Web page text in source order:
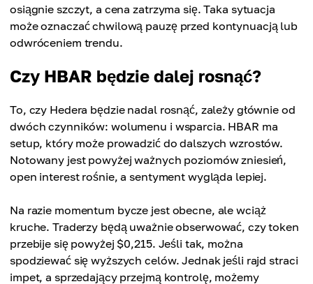
osiągnie szczyt, a cena zatrzyma się. Taka sytuacja
może oznaczać chwilową pauzę przed kontynuacją lub
odwróceniem trendu.
Czy HBAR będzie dalej rosnąć?
To, czy Hedera będzie nadal rosnąć, zależy głównie od
dwóch czynników: wolumenu i wsparcia. HBAR ma
setup, który może prowadzić do dalszych wzrostów.
Notowany jest powyżej ważnych poziomów zniesień,
open interest rośnie, a sentyment wygląda lepiej.
Na razie momentum bycze jest obecne, ale wciąż
kruche. Traderzy będą uważnie obserwować, czy token
przebije się powyżej $0,215. Jeśli tak, można
spodziewać się wyższych celów. Jednak jeśli rajd straci
impet, a sprzedający przejmą kontrolę, możemy